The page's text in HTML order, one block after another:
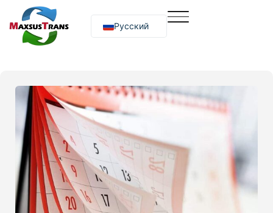
Русский
O‘zbekcha